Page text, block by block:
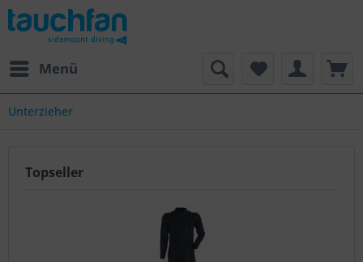
Menü
Unterzieher
Topseller